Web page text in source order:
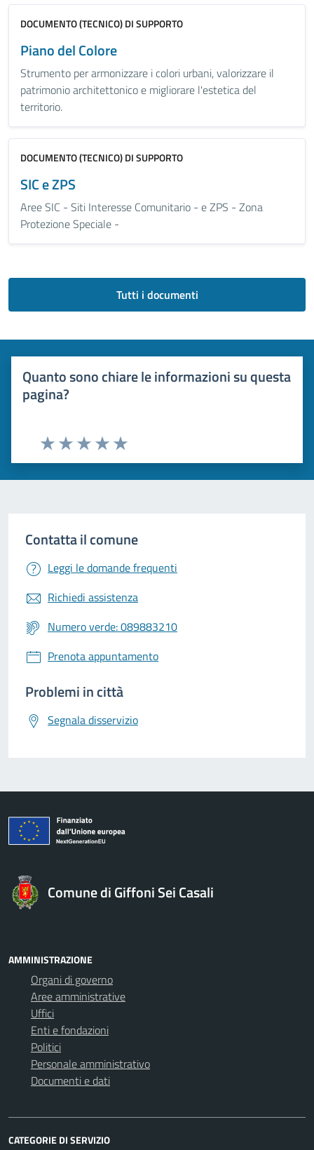
DOCUMENTO (TECNICO) DI SUPPORTO
Piano del Colore
Strumento per armonizzare i colori urbani, valorizzare il
patrimonio architettonico e migliorare l'estetica del
territorio.
DOCUMENTO (TECNICO) DI SUPPORTO
SIC e ZPS
Aree SIC - Siti Interesse Comunitario - e ZPS - Zona
Protezione Speciale -
Tutti i documenti
Quanto sono chiare le informazioni su questa
pagina?
Valuta 5 stelle su 5
Valuta 4 stelle su 5
Valuta 3 stelle su 5
Valuta 2 stelle su 5
Valuta 1 stelle su 5
Contatta il comune
Leggi le domande frequenti
Richiedi assistenza
Numero verde: 089883210
Prenota appuntamento
Problemi in città
Segnala disservizio
Comune di Giffoni Sei Casali
AMMINISTRAZIONE
Organi di governo
Aree amministrative
Uffici
Enti e fondazioni
Politici
Personale amministrativo
Documenti e dati
CATEGORIE DI SERVIZIO